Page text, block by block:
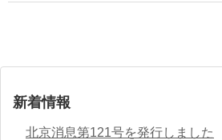
新着情報
北京消息第121号を発行しました